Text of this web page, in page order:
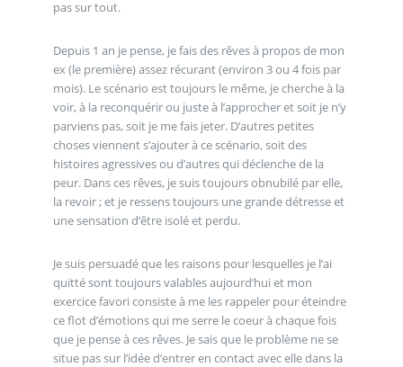
pas sur tout.
Depuis 1 an je pense, je fais des rêves à propos de mon
ex (le première) assez récurant (environ 3 ou 4 fois par
mois). Le scénario est toujours le même, je cherche à la
voir, à la reconquérir ou juste à l’approcher et soit je n’y
parviens pas, soit je me fais jeter. D’autres petites
choses viennent s’ajouter à ce scénario, soit des
histoires agressives ou d’autres qui déclenche de la
peur. Dans ces rêves, je suis toujours obnubilé par elle,
la revoir ; et je ressens toujours une grande détresse et
une sensation d’être isolé et perdu.
Je suis persuadé que les raisons pour lesquelles je l’ai
quitté sont toujours valables aujourd’hui et mon
exercice favori consiste à me les rappeler pour éteindre
ce flot d’émotions qui me serre le coeur à chaque fois
que je pense à ces rêves. Je sais que le problème ne se
situe pas sur l’idée d’entrer en contact avec elle dans la